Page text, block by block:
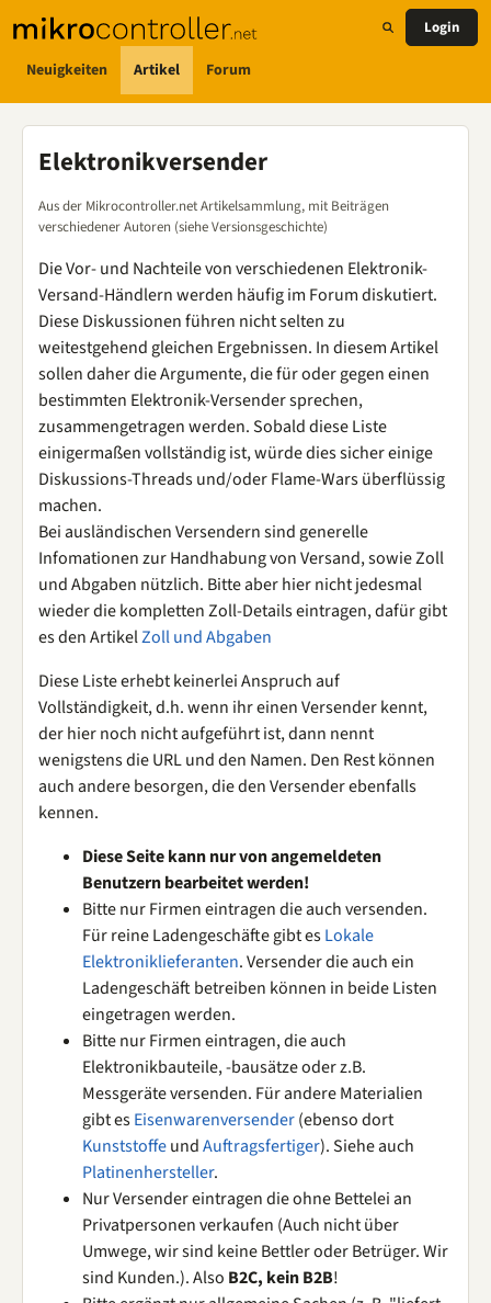
Neuigkeiten Artikel Forum
Login
Elektronikversender
Aus der Mikrocontroller.net Artikelsammlung, mit Beiträgen
verschiedener Autoren (siehe Versionsgeschichte)
Die Vor- und Nachteile von verschiedenen Elektronik-
Versand-Händlern werden häufig im Forum diskutiert.
Diese Diskussionen führen nicht selten zu
weitestgehend gleichen Ergebnissen. In diesem Artikel
sollen daher die Argumente, die für oder gegen einen
bestimmten Elektronik-Versender sprechen,
zusammengetragen werden. Sobald diese Liste
einigermaßen vollständig ist, würde dies sicher einige
Diskussions-Threads und/oder Flame-Wars überflüssig
machen.
Bei ausländischen Versendern sind generelle
Infomationen zur Handhabung von Versand, sowie Zoll
und Abgaben nützlich. Bitte aber hier nicht jedesmal
wieder die kompletten Zoll-Details eintragen, dafür gibt
es den ArtikelZoll und Abgaben
Diese Liste erhebt keinerlei Anspruch auf
Vollständigkeit, d.h. wenn ihr einen Versender kennt,
der hier noch nicht aufgeführt ist, dann nennt
wenigstens die URL und den Namen. Den Rest können
auch andere besorgen, die den Versender ebenfalls
kennen.
Diese Seite kann nur von angemeldeten
Benutzern bearbeitet werden!
Bitte nur Firmen eintragen die auch versenden.
Für reine Ladengeschäfte gibt esLokale
Elektroniklieferanten. Versender die auch ein
Ladengeschäft betreiben können in beide Listen
eingetragen werden.
Bitte nur Firmen eintragen, die auch
Elektronikbauteile, -bausätze oder z.B.
Messgeräte versenden. Für andere Materialien
gibt esEisenwarenversender(ebenso dort
KunststoffeundAuftragsfertiger). Siehe auch
Platinenhersteller.
Nur Versender eintragen die ohne Bettelei an
Privatpersonen verkaufen (Auch nicht über
Umwege, wir sind keine Bettler oder Betrüger. Wir
sind Kunden.). Also B2C, kein B2B!